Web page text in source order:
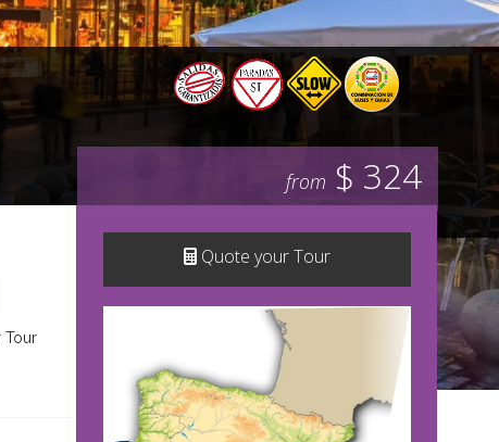
Tour
from $ 324
Quote your Tour